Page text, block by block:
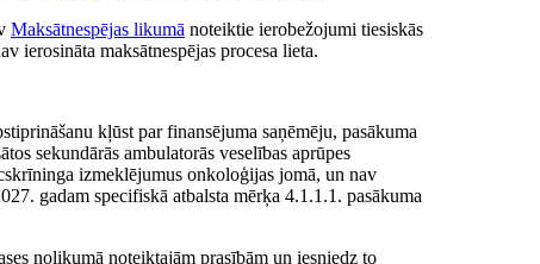
Maksātnespējas likumā noteiktie ierobežojumi tiesiskās
ierosināta maksātnespējas procesa lieta.
kļūst par finansējuma saņēmēju, pasākuma
sekundārās ambulatorās veselības aprūpes
izmeklējumus onkoloģijas jomā, un nav
gadam specifiskā atbalsta mērķa 4.1.1.1. pasākuma
nolikumā noteiktajām prasībām un iesniedz to